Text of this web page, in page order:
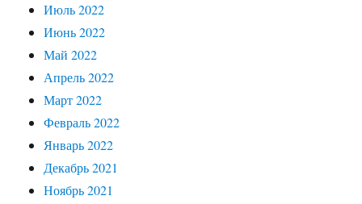
Июль 2022
Июнь 2022
Май 2022
Апрель 2022
Март 2022
Февраль 2022
Январь 2022
Декабрь 2021
Ноябрь 2021